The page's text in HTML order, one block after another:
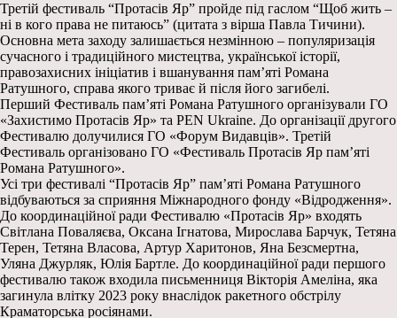
Третій фестиваль “Протасів Яр” пройде під гаслом “Щоб жить –
ні в кого права не питаюсь” (цитата з вірша Павла Тичини).
Основна мета заходу залишається незмінною – популяризація
сучасного і традиційного мистецтва, української історії,
правозахисних ініціатив і вшанування пам’яті Романа
Ратушного, справа якого триває й після його загибелі.
Перший Фестиваль пам’яті Романа Ратушного організували ГО
«Захистимо Протасів Яр» та PEN Ukraine. До організації другого
Фестивалю долучилися ГО «Форум Видавців». Третій
Фестиваль організовано ГО «Фестиваль Протасів Яр пам’яті
Романа Ратушного».
Усі три фестивалі “Протасів Яр” пам’яті Романа Ратушного
відбуваються за сприяння Міжнародного фонду «Відродження».
До координаційної ради Фестивалю «Протасів Яр» входять
Світлана Поваляєва, Оксана Ігнатова, Мирослава Барчук, Тетяна
Терен, Тетяна Власова, Артур Харитонов, Яна Безсмертна,
Уляна Джурляк, Юлія Бартле. До координаційної ради першого
фестивалю також входила письменниця Вікторія Амеліна, яка
загинула влітку 2023 року внаслідок ракетного обстрілу
Краматорська росіянами.